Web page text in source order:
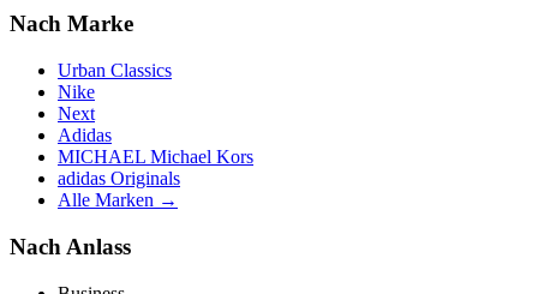
Nach Marke
Urban Classics
Nike
Next
Adidas
MICHAEL Michael Kors
adidas Originals
Alle Marken →
Nach Anlass